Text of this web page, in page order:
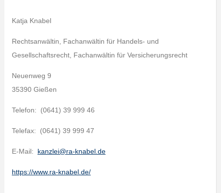
Katja Knabel
Rechtsanwältin, Fachanwältin für Handels- und
Gesellschaftsrecht, Fachanwältin für Versicherungsrecht
Neuenweg 9
35390 Gießen
Telefon: (0641) 39 999 46
Telefax: (0641) 39 999 47
E-Mail: kanzlei@ra-knabel.de
https://www.ra-knabel.de/